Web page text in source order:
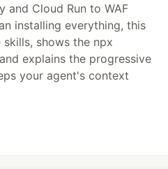
and Cloud Run to WAF
installing everything, this
shows the npx
explains the progressive
your agent's context